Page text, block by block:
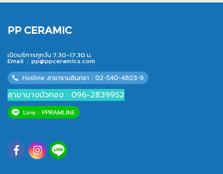
PP CERAMIC
เปิดบริการทุกวัน 7.30-17.30 น.
Email : pp@ppceramics.com
สาขาบางบัวทอง : 096-2839952